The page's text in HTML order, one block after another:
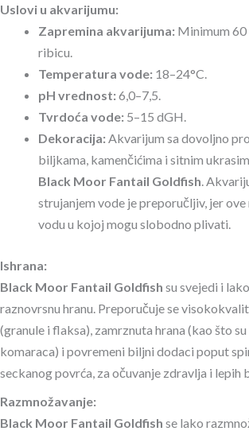
Uslovi u akvarijumu:
Zapremina akvarijuma: Minimum 60
ribicu.
Temperatura vode: 18–24°C.
pH vrednost: 6,0–7,5.
Tvrdoća vode: 5–15 dGH.
Dekoracija: Akvarijum sa dovoljno
biljkama, kamenčićima i sitnim
Black Moor Fantail Goldfish .
strujanjem vode je preporučljiv, jer
vodu u kojoj mogu slobodno plivati.
Ishrana:
Black Moor Fantail Goldfish su svejedi i
raznovrsnu hranu. Preporučuje se
(granule i flaksa), zamrznuta hrana (kao što
komaraca) i povremeni biljni dodaci poput
seckanog povrća, za očuvanje zdravlja i lepih
Razmnožavanje:
Black Moor Fantail Goldfish se lako